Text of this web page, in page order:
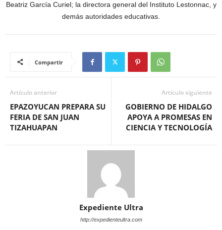
Beatriz García Curiel; la directora general del Instituto Lestonnac, y
demás autoridades educativas.
Compartir
Artículo anterior
EPAZOYUCAN PREPARA SU
FERIA DE SAN JUAN
TIZAHUAPAN
Artículo siguiente
GOBIERNO DE HIDALGO
APOYA A PROMESAS EN
CIENCIA Y TECNOLOGÍA
Expediente Ultra
http://expedienteultra.com